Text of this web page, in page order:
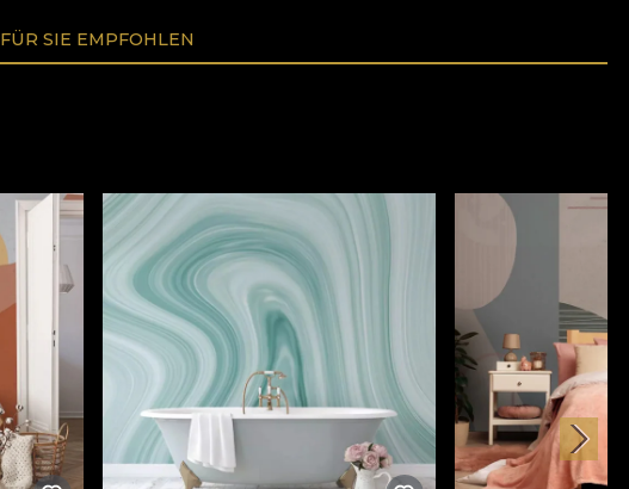
FÜR SIE EMPFOHLEN